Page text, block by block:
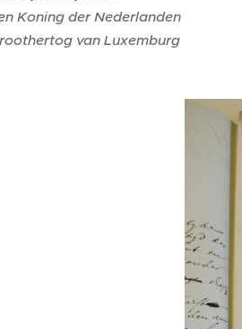
Koning der Nederlanden
van Luxemburg